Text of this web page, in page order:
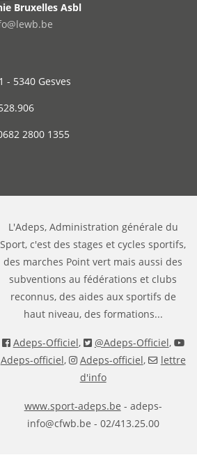
Bruxelles Asbl
- 5340 Gesves
2800 1355
L'Adeps, Administration générale du
Sport, c'est des stages et cycles sportifs,
des marches Point vert mais aussi des
subventions au fédérations et clubs
reconnus, des aides aux sportifs de
haut niveau, des formations...
Adeps-Officiel, @Adeps-Officiel,
Adeps-officiel, Adeps-officiel,
lettre
d'info
www.sport-adeps.be - adeps-
info@cfwb.be - 02/413.25.00